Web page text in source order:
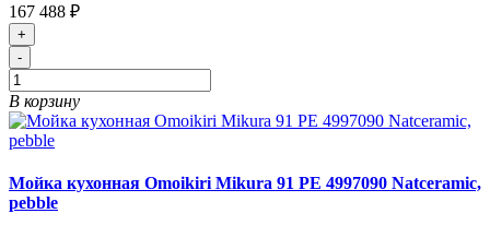
167 488 ₽
+
-
В корзину
Мойка кухонная Omoikiri Mikura 91 PE 4997090 Natceramic,
pebble